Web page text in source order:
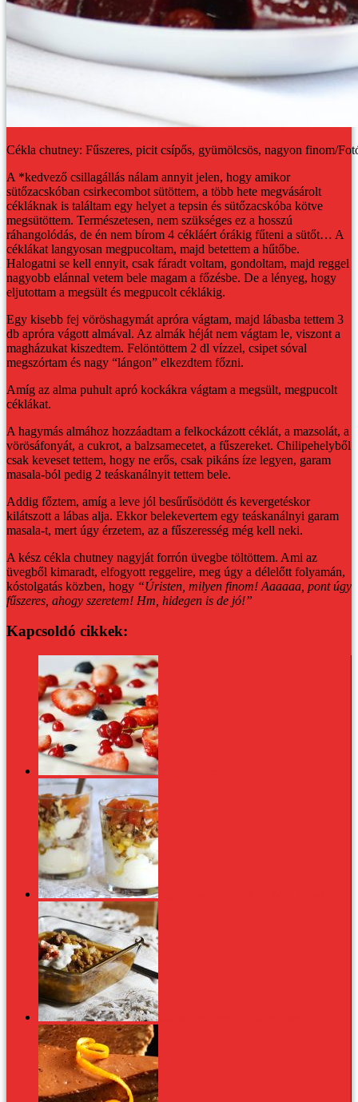
Cékla chutney: Fűszeres, picit csípős, gyümölcsös, nagyon finom/
A *kedvező csillagállás nálam annyit jelen, hogy amikor
sütőzacskóban csirkecombot sütöttem, a több hete megvásárolt
cékláknak is találtam egy helyet a tepsin és sütőzacskóba kötve
megsütöttem. Természetesen, nem szükséges ez a hosszú
ráhangolódás, de én nem bírom 4 cékláért órákig fűteni a sütőt… A
céklákat langyosan megpucoltam, majd betettem a hűtőbe.
Halogatni se kell ennyit, csak fáradt voltam, gondoltam, majd reggel
nagyobb elánnal vetem bele magam a főzésbe. De a lényeg, hogy
eljutottam a megsült és megpucolt céklákig.
Egy kisebb fej vöröshagymát apróra vágtam, majd lábasba tettem 3
db apróra vágott almával. Az almák héját nem vágtam le, viszont a
magházukat kiszedtem. Felöntöttem 2 dl vízzel, csipet sóval
megszórtam és nagy “lángon” elkezdtem főzni.
Amíg az alma puhult apró kockákra vágtam a megsült, megpucolt
céklákat.
A hagymás almához hozzáadtam a felkockázott céklát, a mazsolát, a
vörösáfonyát, a cukrot, a balzsamecetet, a fűszereket. Chilipehelyből
csak keveset tettem, hogy ne erős, csak pikáns íze legyen, garam
masala-ból pedig 2 teáskanálnyit tettem bele.
Addig főztem, amíg a leve jól besűrűsödött és kevergetéskor
kilátszott a lábas alja. Ekkor belekevertem egy teáskanálnyi garam
masala-t, mert úgy érzetem, az a fűszeresség még kell neki.
A kész cékla chutney nagyját forrón üvegbe töltöttem. Ami az
üvegből kimaradt, elfogyott reggelire, meg úgy a délelőtt folyamán,
kóstolgatás közben, hogy “Úristen, milyen finom! Aaaaaa, pont úgy
fűszeres, ahogy szeretem! Hm, hidegen is de jó!”
Kapcsoldó cikkek: